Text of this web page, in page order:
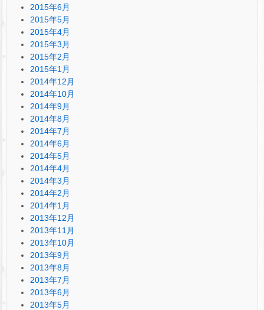
2015年6月
2015年5月
2015年4月
2015年3月
2015年2月
2015年1月
2014年12月
2014年10月
2014年9月
2014年8月
2014年7月
2014年6月
2014年5月
2014年4月
2014年3月
2014年2月
2014年1月
2013年12月
2013年11月
2013年10月
2013年9月
2013年8月
2013年7月
2013年6月
2013年5月